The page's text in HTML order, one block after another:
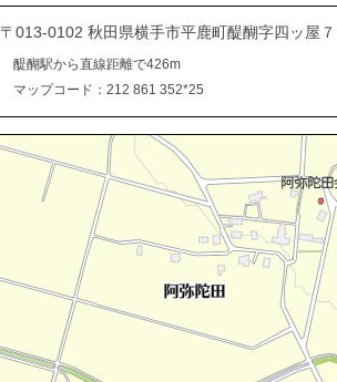
〒013-0102 秋田県横手市平鹿町醍醐字四ッ屋７
醍醐駅から直線距離で426m
マップコード：212 861 352*25